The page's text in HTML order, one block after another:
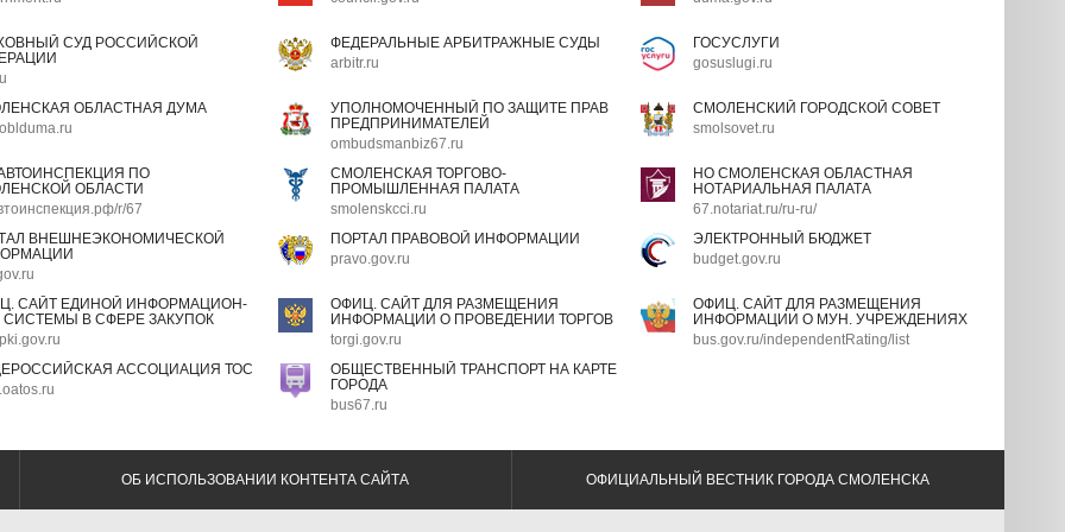
СУД РОССИЙСКОЙ
ФЕДЕРАЛЬНЫЕ АРБИТРАЖНЫЕ СУДЫ
arbitr.ru
ГОСУСЛУГИ
gosuslugi.ru
ОБЛАСТНАЯ ДУМА
УПОЛНОМОЧЕННЫЙ ПО ЗАЩИТЕ ПРАВ
ПРЕДПРИНИМАТЕЛЕЙ
ombudsmanbiz67.ru
СМОЛЕНСКИЙ ГОРОДСКОЙ СОВЕТ
smolsovet.ru
ПО
ОБЛАСТИ
r/67
СМОЛЕНСКАЯ ТОРГОВО-
ПРОМЫШЛЕННАЯ ПАЛАТА
smolenskcci.ru
НО СМОЛЕНСКАЯ ОБЛАСТНАЯ
НОТАРИАЛЬНАЯ ПАЛАТА
67.notariat.ru/ru-ru/
ВНЕШНЕЭКОНОМИЧЕСКОЙ
ПОРТАЛ ПРАВОВОЙ ИНФОРМАЦИИ
pravo.gov.ru
ЭЛЕКТРОННЫЙ БЮДЖЕТ
budget.gov.ru
САЙТ ЕДИНОЙ ИНФОРМАЦИОН-
СИСТЕМЫ В СФЕРЕ ЗАКУПОК
ОФИЦ. САЙТ ДЛЯ РАЗМЕЩЕНИЯ
ИНФОРМАЦИИ О ПРОВЕДЕНИИ ТОРГОВ
torgi.gov.ru
ОФИЦ. САЙТ ДЛЯ РАЗМЕЩЕНИЯ
ИНФОРМАЦИИ О МУН. УЧРЕЖДЕНИЯХ
bus.gov.ru/independentRating/list
АССОЦИАЦИЯ ТОС
ОБЩЕСТВЕННЫЙ ТРАНСПОРТ НА КАРТЕ
ГОРОДА
bus67.ru
ОБ ИСПОЛЬЗОВАНИИ КОНТЕНТА САЙТА ОФИЦИАЛЬНЫЙ ВЕСТНИК ГОРОДА СМОЛЕНСКА